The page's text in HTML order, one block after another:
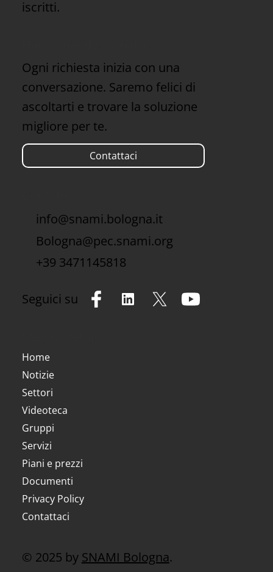
iscritti.
Home
Notizie
Settori
Videoteca
Gruppi
Servizi
Piani e prezzi
Documenti
Privacy Policy
Contattaci
Ogni richiesta inizia con una
conversazione. Saremo felici di
ascoltarti e trovare la soluzione
migliore per te.
Contattaci
Seguici su
info@snami.bologna.it
Bologna@pec.snami.org
+39 3471145818
© 2025 by SNAMI Bologna.